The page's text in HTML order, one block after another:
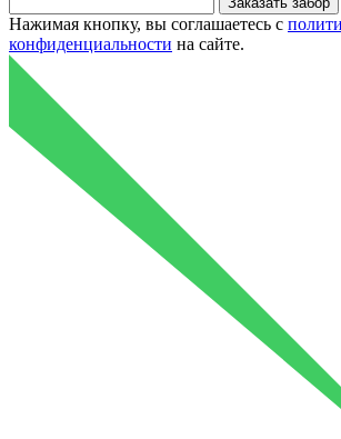
Нажимая кнопку, вы соглашаетесь с
конфиденциальности на сайте.